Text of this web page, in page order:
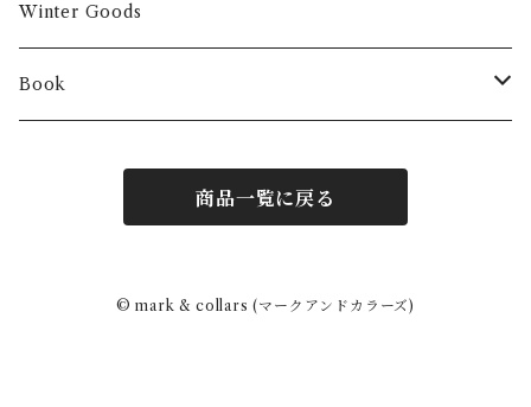
Winter Goods
Book
商品一覧に戻る
© mark & collars (マークアンドカラーズ)